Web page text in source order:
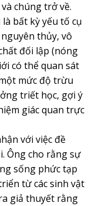
chúng trở về.
bất kỳ yếu tố cụ
thủy, vô
đối lập (nóng
có thể quan sát
mức độ trừu
triết học, gợi ý
giác quan trực
với việc đề
Ông cho rằng sự
sống phức tạp
từ các sinh vật
giả thuyết rằng